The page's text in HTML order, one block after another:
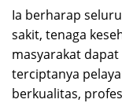
Ia berharap
sakit, tenaga
masyarakat
terciptanya
berkualitas,